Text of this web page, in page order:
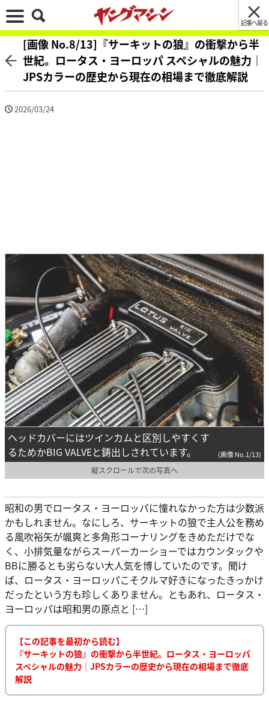
記事へ戻る
[画像 No.8/13]『サーキットの狼』の衝撃から半
世紀。ロータス・ヨーロッパ スペシャルの魅力｜
JPSカラーの歴史から現在の相場まで徹底解説
2026/03/24
ヘッドカバーにはツインカムと区別しやすくす
るためかBIG VALVEと鋳出しされています。
(画像 No.1/13)
縦スクロールで次の写真へ
昭和の男でロータス・ヨーロッパに憧れなかった方は少数派
かもしれません。なにしろ、サーキットの狼で主人公を務め
る風吹裕矢が颯爽と多角形コーナリングをきめただけでな
く、小排気量ながらスーパーカーショーではカウンタックや
BBに勝るとも劣らない大人気を博していたのです。聞け
ば、ロータス・ヨーロッパこそクルマ好きになったきっかけ
だったという方も珍しくありません。ともあれ、ロータス・
ヨーロッパは昭和男の原点と […]
【この記事を最初から読む】
『サーキットの狼』の衝撃から半世紀。ロータス・ヨーロッパ
スペシャルの魅力｜JPSカラーの歴史から現在の相場まで徹底
解説